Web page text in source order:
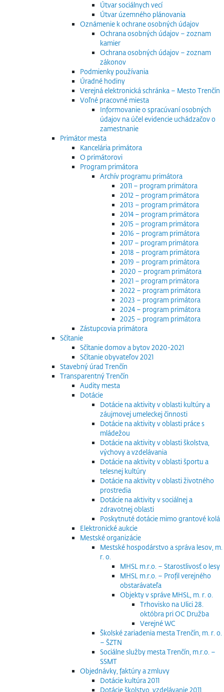
Útvar sociálnych vecí
Útvar územného plánovania
Oznámenie k ochrane osobných údajov
Ochrana osobných údajov – zoznam
kamier
Ochrana osobných údajov – zoznam
zákonov
Podmienky používania
Úradné hodiny
Verejná elektronická schránka – Mesto Trenčín
Voľné pracovné miesta
Informovanie o spracúvaní osobných
údajov na účel evidencie uchádzačov o
zamestnanie
Primátor mesta
Kancelária primátora
O primátorovi
Program primátora
Archív programu primátora
2011 – program primátora
2012 – program primátora
2013 – program primátora
2014 – program primátora
2015 – program primátora
2016 – program primátora
2017 – program primátora
2018 – program primátora
2019 – program primátora
2020 – program primátora
2021 – program primátora
2022 – program primátora
2023 – program primátora
2024 – program primátora
2025 – program primátora
Zástupcovia primátora
Sčítanie
Sčítanie domov a bytov 2020-2021
Sčítanie obyvateľov 2021
Stavebný úrad Trenčín
Transparentný Trenčín
Audity mesta
Dotácie
Dotácie na aktivity v oblasti kultúry a
záujmovej umeleckej činnosti
Dotácie na aktivity v oblasti práce s
mládežou
Dotácie na aktivity v oblasti školstva,
výchovy a vzdelávania
Dotácie na aktivity v oblasti športu a
telesnej kultúry
Dotácie na aktivity v oblasti životného
prostredia
Dotácie na aktivity v sociálnej a
zdravotnej oblasti
Poskytnuté dotácie mimo grantové kolá
Elektronické aukcie
Mestské organizácie
Mestské hospodárstvo a správa lesov, m.
r. o.
MHSL m.r.o. – Starostlivosť o lesy
MHSL m.r.o. – Profil verejného
obstarávateľa
Objekty v správe MHSL, m. r. o.
Trhovisko na Ulici 28.
októbra pri OC Družba
Verejné WC
Školské zariadenia mesta Trenčín, m. r. o.
– ŠZTN
Sociálne služby mesta Trenčín, m.r.o. –
SSMT
Objednávky, faktúry a zmluvy
Dotácie kultúra 2011
Dotácie školstvo, vzdelávanie 2011